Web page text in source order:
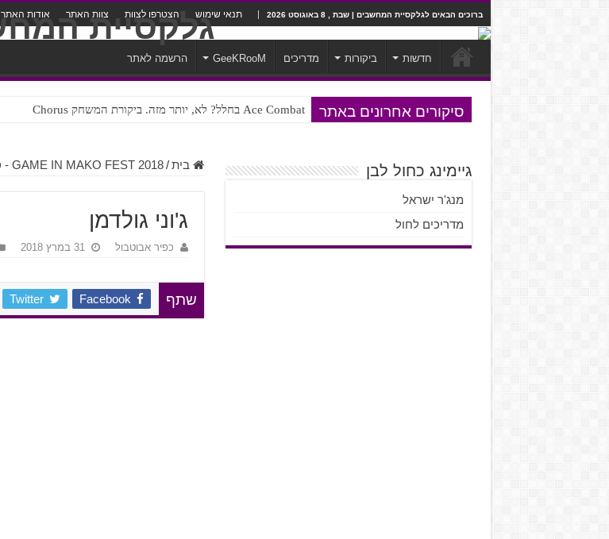
ברוכים הבאים לגלקסיית המחשבים | שבת , 8 באוגוסט 2026 תנאי שימוש הצטרפו לצוות צוות האתר אודות האתר
חדשות ביקורות מדריכים GeeKRooM הרשמה לאתר
סיקורים אחרונים באתר Ace Combat בחלל? לא, יותר מזה. ביקורת המשחק Chorus
Steven Universe והשירים שתורגמו בצורה נוראית לעברית
בית / GAME IN MAKO FEST 2018 - סיכום הפסטיבל
ג'וני גולדמן
כפיר אבוטבול 31 במרץ 2018
שתף Facebook
Twitter
גיימינג כחול לבן
מנג'ר ישראל
מדריכים לחול